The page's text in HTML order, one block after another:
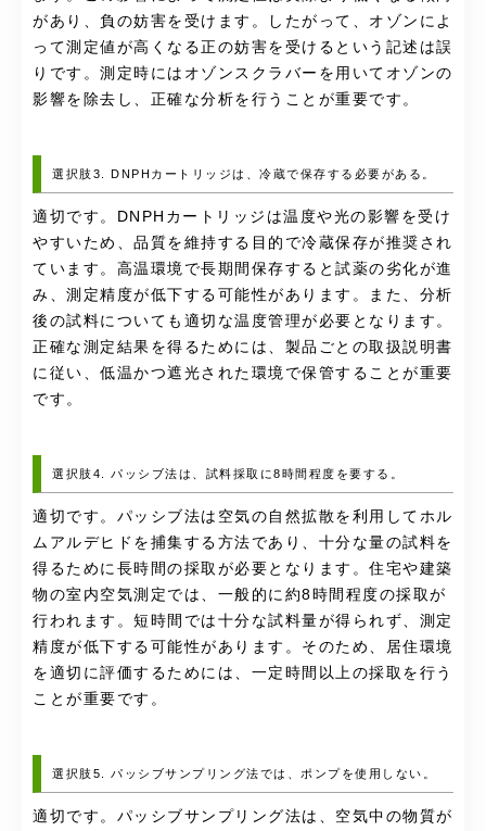
があり、負の妨害を受けます。したがって、オゾンによ
って測定値が高くなる正の妨害を受けるという記述は誤
りです。測定時にはオゾンスクラバーを用いてオゾンの
影響を除去し、正確な分析を行うことが重要です。
選択肢3. DNPHカートリッジは、冷蔵で保存する必要がある。
適切です。DNPHカートリッジは温度や光の影響を受け
やすいため、品質を維持する目的で冷蔵保存が推奨され
ています。高温環境で長期間保存すると試薬の劣化が進
み、測定精度が低下する可能性があります。また、分析
後の試料についても適切な温度管理が必要となります。
正確な測定結果を得るためには、製品ごとの取扱説明書
に従い、低温かつ遮光された環境で保管することが重要
です。
選択肢4. パッシブ法は、試料採取に8時間程度を要する。
適切です。パッシブ法は空気の自然拡散を利用してホル
ムアルデヒドを捕集する方法であり、十分な量の試料を
得るために長時間の採取が必要となります。住宅や建築
物の室内空気測定では、一般的に約8時間程度の採取が
行われます。短時間では十分な試料量が得られず、測定
精度が低下する可能性があります。そのため、居住環境
を適切に評価するためには、一定時間以上の採取を行う
ことが重要です。
選択肢5. パッシブサンプリング法では、ポンプを使用しない。
適切です。パッシブサンプリング法は、空気中の物質が